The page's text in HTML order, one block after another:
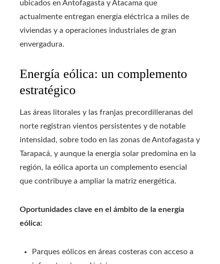
ubicados en Antofagasta y Atacama que
actualmente entregan energía eléctrica a miles de
viviendas y a operaciones industriales de gran
envergadura.
Energía eólica: un complemento
estratégico
Las áreas litorales y las franjas precordilleranas del
norte registran vientos persistentes y de notable
intensidad, sobre todo en las zonas de Antofagasta y
Tarapacá, y aunque la energía solar predomina en la
región, la eólica aporta un complemento esencial
que contribuye a ampliar la matriz energética.
Oportunidades clave en el ámbito de la energía
eólica:
Parques eólicos en áreas costeras con acceso a